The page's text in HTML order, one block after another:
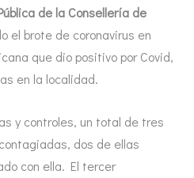
de la Consellería de
el brote de coronavirus en
que dio positivo por Covid,
en la localidad.
y controles, un total de tres
dos de ellas
con ella. El tercer